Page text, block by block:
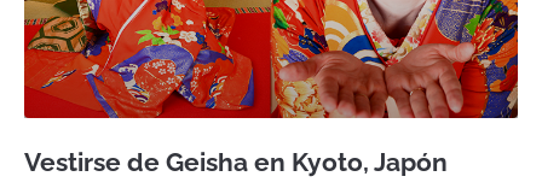
Vestirse de Geisha en Kyoto, Japón